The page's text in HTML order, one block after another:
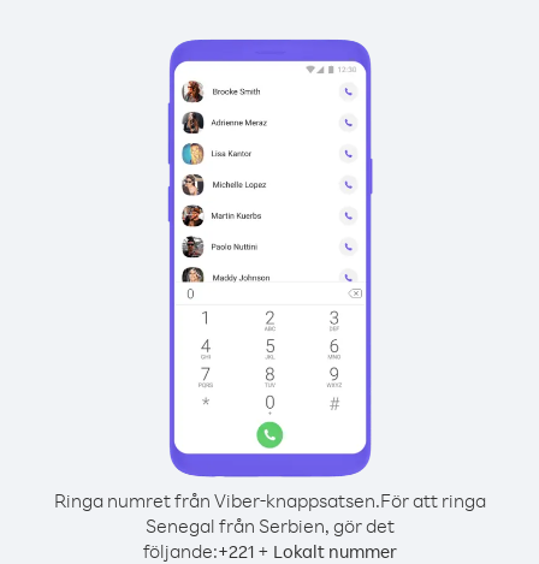
Ringa numret från Viber-knappsatsen.För att ringa
Senegal från Serbien, gör det
följande:+221+ Lokalt nummer